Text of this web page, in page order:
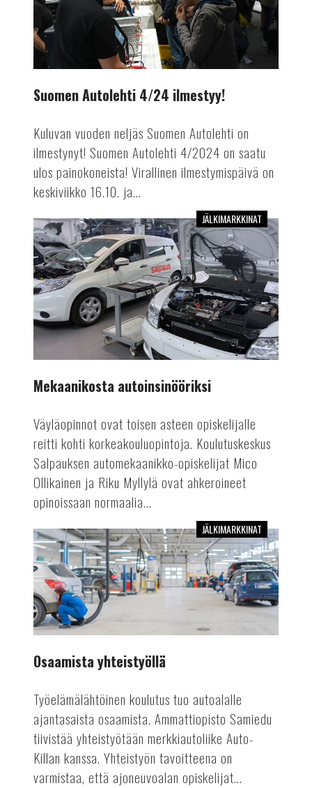
Suomen Autolehti 4/24 ilmestyy!
Kuluvan vuoden neljäs Suomen Autolehti on
ilmestynyt! Suomen Autolehti 4/2024 on saatu
ulos painokoneista! Virallinen ilmestymispäivä on
keskiviikko 16.10. ja...
Mekaanikosta
autoinsinööriksi
JÄLKIMARKKINAT
Mekaanikosta autoinsinööriksi
Väyläopinnot ovat toisen asteen opiskelijalle
reitti kohti korkeakouluopintoja. Koulutuskeskus
Salpauksen automekaanikko-opiskelijat Mico
Ollikainen ja Riku Myllylä ovat ahkeroineet
opinoissaan normaalia...
Osaamista
yhteistyöllä
JÄLKIMARKKINAT
Osaamista yhteistyöllä
Työelämälähtöinen koulutus tuo autoalalle
ajantasaista osaamista. Ammattiopisto Samiedu
tiivistää yhteistyötään merkkiautoliike Auto-
Killan kanssa. Yhteistyön tavoitteena on
varmistaa, että ajoneuvoalan opiskelijat...